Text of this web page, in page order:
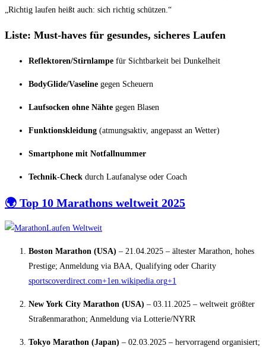
„Richtig laufen heißt auch: sich richtig schützen.“
Liste: Must-haves für gesundes, sicheres Laufen
Reflektoren/Stirnlampe für Sichtbarkeit bei Dunkelheit
BodyGlide/Vaseline gegen Scheuern
Laufsocken ohne Nähte gegen Blasen
Funktionskleidung (atmungsaktiv, angepasst an Wetter)
Smartphone mit Notfallnummer
Technik-Check durch Laufanalyse oder Coach
🌍 Top 10 Marathons weltweit 2025
Boston Marathon (USA) – 21.04.2025 – ältester Marathon, hohes
Prestige; Anmeldung via BAA, Qualifying oder Charity
sportscoverdirect.com+1en.wikipedia.org+1
New York City Marathon (USA) – 03.11.2025 – weltweit größter
Straßenmarathon; Anmeldung via Lotterie/NYRR
Tokyo Marathon (Japan) – 02.03.2025 – hervorragend organisiert;